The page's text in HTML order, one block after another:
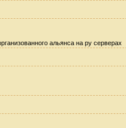
альянса на ру серверах